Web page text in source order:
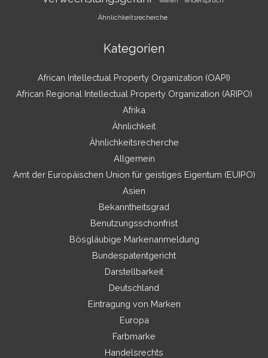
Ähnlichkeitsrecherche
Kategorien
African Intellectual Property Organization (OAPI)
African Regional Intellectual Property Organization (ARIPO)
Afrika
Ähnlichkeit
Ähnlichkeitsrecherche
Allgemein
Amt der Europäischen Union für geistiges Eigentum (EUIPO)
Asien
Bekanntheitsgrad
Benutzungsschonfrist
Bösgläubige Markenanmeldung
Bundespatentgericht
Darstellbarkeit
Deutschland
Eintragung von Marken
Europa
Farbmarke
Handelsrechts